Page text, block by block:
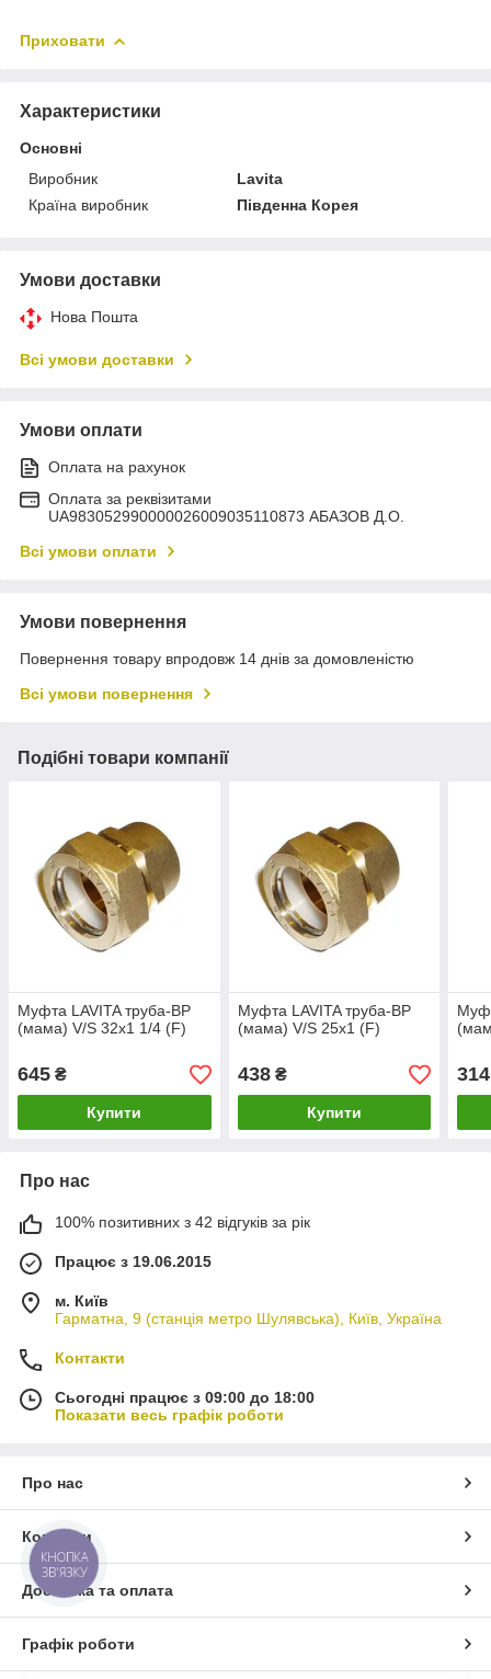
Приховати
Характеристики
Основні
Виробник
Lavita
Країна виробник
Південна Корея
Умови доставки
Нова Пошта
Всі умови доставки
Умови оплати
Оплата на рахунок
Оплата за реквізитами
UA983052990000026009035110873 АБАЗОВ Д.О.
Всі умови оплати
Умови повернення
Повернення товару впродовж 14 днів за домовленістю
Всі умови повернення
Подібні товари компанії
Муфта LAVITA труба-ВР
(мама) V/S 32x1 1/4 (F)
645 ₴
Купити
Муфта LAVITA труба-ВР
(мама) V/S 25x1 (F)
438₴
Купити
314
Про нас
100% позитивних з 42 відгуків за рік
Працює з 19.06.2015
м. Київ
Гарматна, 9 (станція метро Шулявська), Київ, Україна
Контакти
Сьогодні працює з 09:00 до 18:00
Показати весь графік роботи
Про нас
Контакти
Доставка та оплата
Графік роботи
КНОПКА
ЗВ'ЯЗКУ